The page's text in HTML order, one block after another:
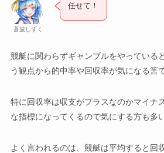
蒼波しずく
任せて！
競艇に関わらずギャンブルをやっている
う観点から的中率や回収率が気になる筈で
特に回収率は収支がプラスなのかマイナ
な指標になってくるので気にする方も多
よく言われるのは、競艇は平均すると回